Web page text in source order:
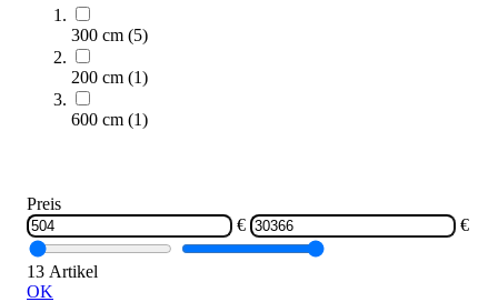
300 cm (5)
200 cm (1)
600 cm (1)
Preis
€
€
13 Artikel
OK
Varianten zur Auswahl
Längere Lieferzeit
Kübler Sport Hochsprungkissen AERO-WM TYP A
3.465,00 €